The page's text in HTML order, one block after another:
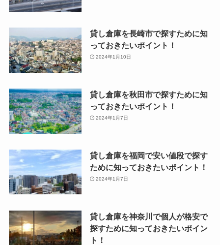
貸し倉庫を長崎市で探すために知
っておきたいポイント！
2024年1月10日
貸し倉庫を秋田市で探すために知
っておきたいポイント！
2024年1月7日
貸し倉庫を福岡で安い値段で探す
ために知っておきたいポイント！
2024年1月7日
貸し倉庫を神奈川で個人が格安で
探すために知っておきたいポイン
ト！